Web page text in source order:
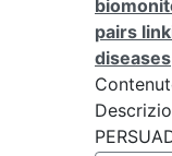
pairs
diseases